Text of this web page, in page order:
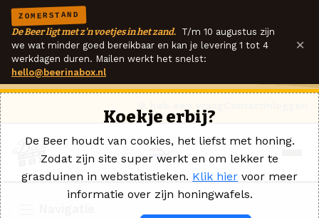
ZOMERSTAND
De Beer ligt met z'n voetjes in het zand. T/m 10 augustus zijn
we wat minder goed bereikbaar en kan je levering 1 tot 4
werkdagen duren. Mailen werkt het snelst:
hello@beerinabox.nl
×
Koekje erbij?
De Beer houdt van cookies, het liefst met honing.
Zodat zijn site super werkt en om lekker te
grasduinen in webstatistieken. Klik hier voor meer
informatie over zijn honingwafels.